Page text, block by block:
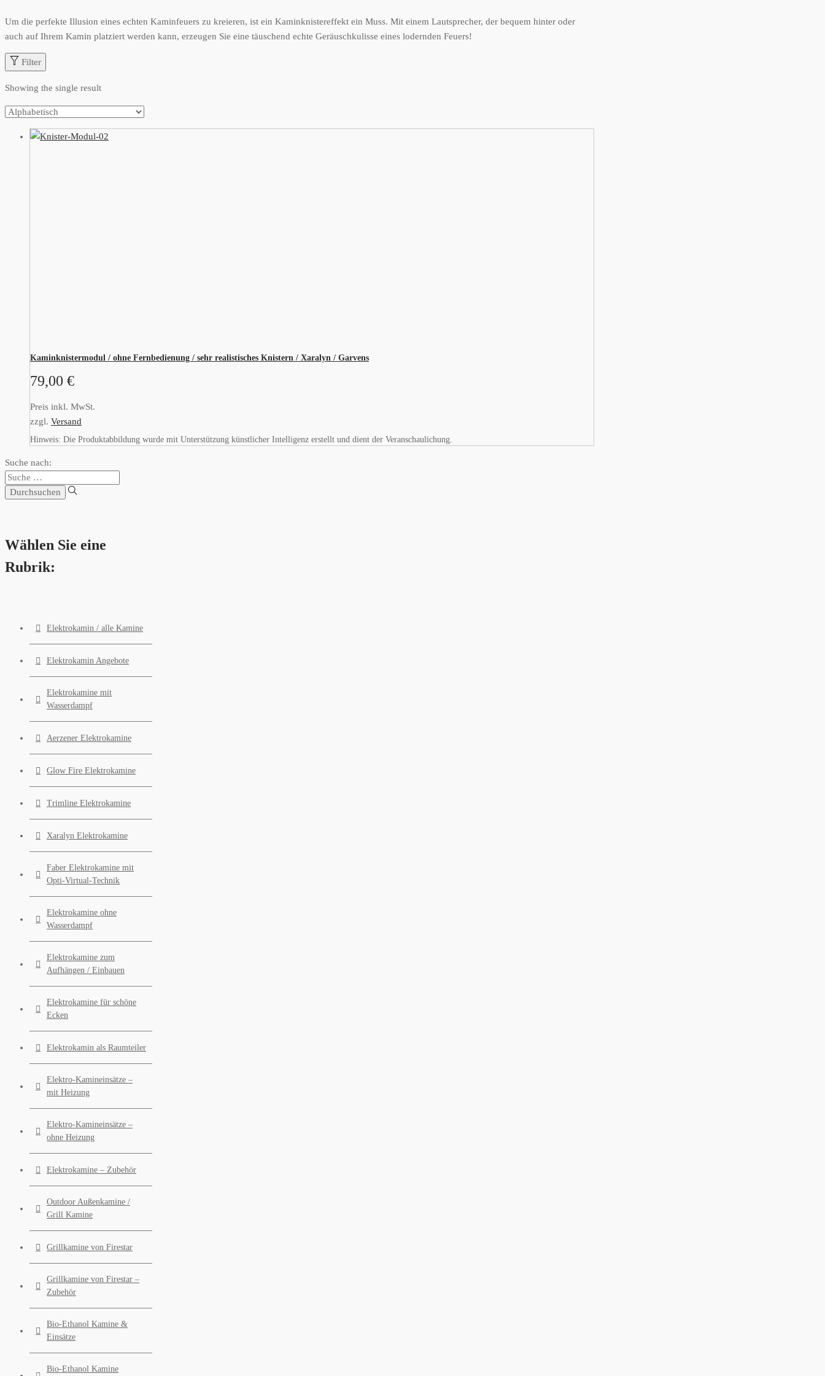
Um die perfekte Illusion eines echten Kaminfeuers zu kreieren, ist ein Kaminknistereffekt ein Muss. Mit einem Lautsprecher, der bequem hinter oder
auch auf Ihrem Kamin platziert werden kann, erzeugen Sie eine täuschend echte Geräuschkulisse eines lodernden Feuers!
Filter
Showing the single result
Kaminknistermodul / ohne Fernbedienung / sehr realistisches Knistern / Xaralyn / Garvens
79,00 €
Preis inkl. MwSt.
zzgl. Versand
Hinweis: Die Produktabbildung wurde mit Unterstützung künstlicher Intelligenz erstellt und dient der Veranschaulichung.
Suche nach:
Wählen Sie eine
Rubrik:
Elektrokamin / alle Kamine
Elektrokamin Angebote
Elektrokamine mit
Wasserdampf
Aerzener Elektrokamine
Glow Fire Elektrokamine
Trimline Elektrokamine
Xaralyn Elektrokamine
Faber Elektrokamine mit
Opti-Virtual-Technik
Elektrokamine ohne
Wasserdampf
Elektrokamine zum
Aufhängen / Einbauen
Elektrokamine für schöne
Ecken
Elektrokamin als Raumteiler
Elektro-Kamineinsätze –
mit Heizung
Elektro-Kamineinsätze –
ohne Heizung
Elektrokamine – Zubehör
Outdoor Außenkamine /
Grill Kamine
Grillkamine von Firestar
Grillkamine von Firestar –
Zubehör
Bio-Ethanol Kamine &
Einsätze
Bio-Ethanol Kamine